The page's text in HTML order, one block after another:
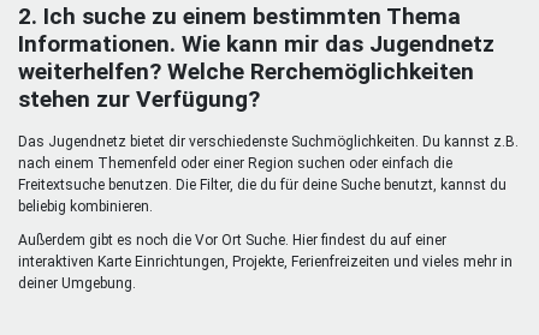
2. Ich suche zu einem bestimmten Thema
Informationen. Wie kann mir das Jugendnetz
weiterhelfen? Welche Rerchemöglichkeiten
stehen zur Verfügung?
Das Jugendnetz bietet dir verschiedenste Suchmöglichkeiten. Du kannst z.B.
nach einem Themenfeld oder einer Region suchen oder einfach die
Freitextsuche benutzen. Die Filter, die du für deine Suche benutzt, kannst du
beliebig kombinieren.
Außerdem gibt es noch die Vor Ort Suche. Hier findest du auf einer
interaktiven Karte Einrichtungen, Projekte, Ferienfreizeiten und vieles mehr in
deiner Umgebung.